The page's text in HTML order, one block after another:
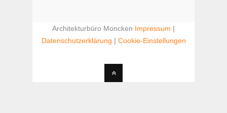
Architekturbüro Moncken Impressum |
Datenschutzerklärung | Cookie-Einstellungen